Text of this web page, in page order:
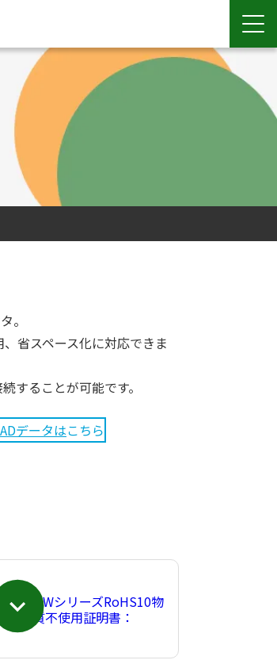
。
省スペース化に対応できま
することが可能です。
データはこちら
MWシリーズRoHS10物
質不使用証明書：